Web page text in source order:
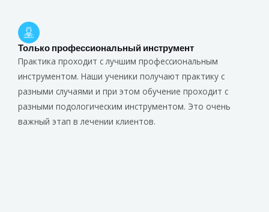
Только профессиональный инструмент
Практика проходит с лучшим профессиональным
инструментом. Наши ученики получают практику с
разными случаями и при этом обучение проходит с
разными подологическим инструментом. Это очень
важный этап в лечении клиентов.